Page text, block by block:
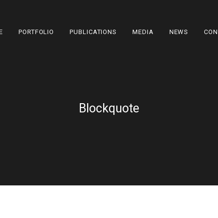
PORTFOLIO PUBLICATIONS MEDIA NEWS
Blockquote